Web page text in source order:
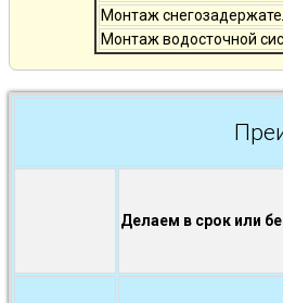
Монтаж
Монтаж водосточной
Делаем в срок или